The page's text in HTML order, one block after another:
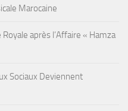
Marocaine
après l’Affaire « Hamza
Sociaux Deviennent